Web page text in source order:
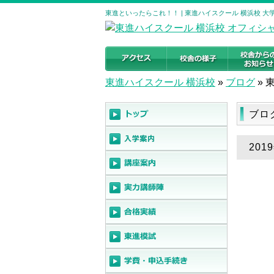
東進といったらこれ！！ | 東進ハイスクール 横浜校 大
東進ハイスクール 横浜校 » ブログ »
ブロ